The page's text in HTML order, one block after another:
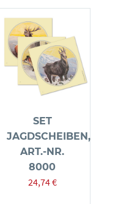
SET
JAGDSCHEIBEN,
ART.-NR.
8000
24,74€